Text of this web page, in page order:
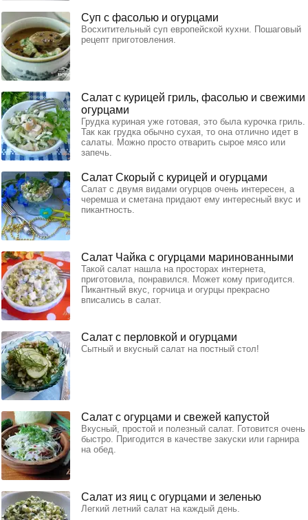
Суп с фасолью и огурцами
Восхитительный суп европейской кухни. Пошаговый
рецепт приготовления.
Салат с курицей гриль, фасолью и свежими
огурцами
Грудка куриная уже готовая, это была курочка гриль.
Так как грудка обычно сухая, то она отлично идет в
салаты. Можно просто отварить сырое мясо или
запечь.
Салат Скорый с курицей и огурцами
Салат с двумя видами огурцов очень интересен, а
черемша и сметана придают ему интересный вкус и
пикантность.
Салат Чайка с огурцами маринованными
Такой салат нашла на просторах интернета,
приготовила, понравился. Может кому пригодится.
Пикантный вкус, горчица и огурцы прекрасно
вписались в салат.
Салат с перловкой и огурцами
Сытный и вкусный салат на постный стол!
Салат с огурцами и свежей капустой
Вкусный, простой и полезный салат. Готовится очень
быстро. Пригодится в качестве закуски или гарнира
на обед.
Салат из яиц с огурцами и зеленью
Легкий летний салат на каждый день.